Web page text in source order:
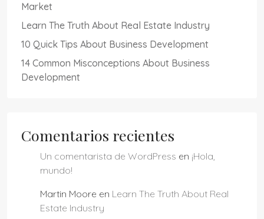
Market
Learn The Truth About Real Estate Industry
10 Quick Tips About Business Development
14 Common Misconceptions About Business
Development
Comentarios recientes
Un comentarista de WordPress en ¡Hola,
mundo!
Martin Moore en Learn The Truth About Real
Estate Industry